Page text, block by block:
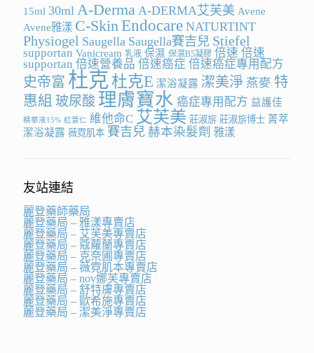
15ml 30ml A-Derma A-DERMA艾芙美 Avene
Avene雅漾 C-SkinEndocare NATURTINT
Physiogel Saugella Saugella賽吉兒 Stiefel
supportan Vanicream 乳液 保濕 保濕B5凝膠 倍速 倍速
supportan 倍速營養品 倍速癌症 倍速癌症專用配方
史帝富 杜克 杜克E 潔浴凝露 潔美淨 燕麥 特
惠組 玻尿酸 理膚寶水 癌症專用配方 益護佳
精華液15% 紅薏仁 維他命C 艾芙美 莊淑旂 莊淑旂博士 菁萃
潔浴凝露 薇霓肌本 賽吉兒 赫本染髮劑 雅漾
友站連結
麗登藥師藥局
麗登藥局 – 雅漾專賣店
麗登藥局 – 艾芙美專賣店
麗登藥局 – 蔻蘿蘭專賣店
麗登藥局 – 克奈圃專賣店
麗登藥局 – 薇霓肌本專賣店
麗登藥局 – nov娜芙專賣店
麗登藥局 – 舒特膚專賣店
麗登藥局 – 歐希施專賣店
麗登藥局 – 潔美淨專賣店